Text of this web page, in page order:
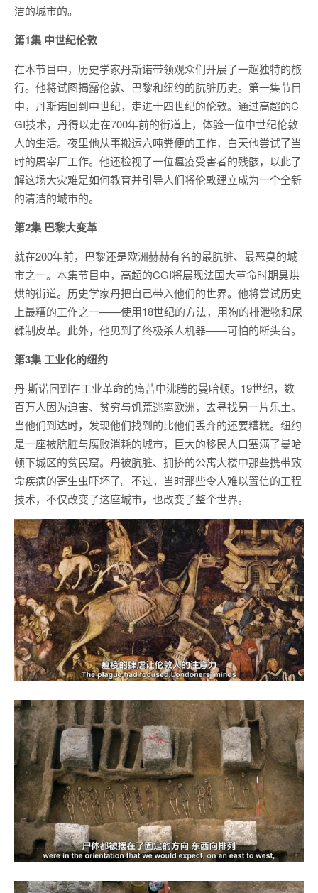
洁的城市的。
第1集 中世纪伦敦
在本节目中，历史学家丹斯诺带领观众们开展了一趟独特的旅
行。他将试图揭露伦敦、巴黎和纽约的肮脏历史。第一集节目
中，丹斯诺回到中世纪，走进十四世纪的伦敦。通过高超的C
GI技术，丹得以走在700年前的街道上，体验一位中世纪伦敦
人的生活。夜里他从事搬运六吨粪便的工作，白天他尝试了当
时的屠宰厂工作。他还检视了一位瘟疫受害者的残骸，以此了
解这场大灾难是如何教育并引导人们将伦敦建立成为一个全新
的清洁的城市的。
第2集 巴黎大变革
就在200年前，巴黎还是欧洲赫赫有名的最肮脏、最恶臭的城
市之一。本集节目中，高超的CGI将展现法国大革命时期臭烘
烘的街道。历史学家丹把自己带入他们的世界。他将尝试历史
上最糟的工作之一——使用18世纪的方法，用狗的排泄物和尿
鞣制皮革。此外，他见到了终极杀人机器——可怕的断头台。
第3集 工业化的纽约
丹·斯诺回到在工业革命的痛苦中沸腾的曼哈顿。19世纪，数
百万人因为迫害、贫穷与饥荒逃离欧洲，去寻找另一片乐土。
当他们到达时，发现他们找到的比他们丢弃的还要糟糕。纽约
是一座被肮脏与腐败消耗的城市，巨大的移民人口塞满了曼哈
顿下城区的贫民窟。丹被肮脏、拥挤的公寓大楼中那些携带致
命疾病的寄生虫吓坏了。不过，当时那些令人难以置信的工程
技术，不仅改变了这座城市，也改变了整个世界。